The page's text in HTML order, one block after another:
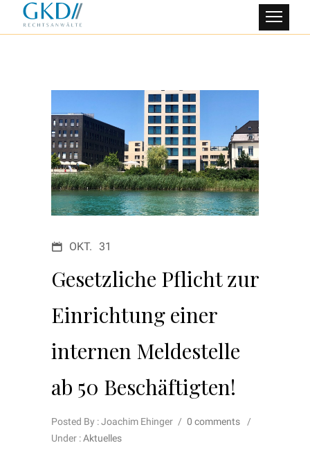
OKT. 31
Gesetzliche Pflicht zur
Einrichtung einer
internen Meldestelle
ab 50 Beschäftigten!
Posted By : Joachim Ehinger / 0 comments
/
Under :Aktuelles